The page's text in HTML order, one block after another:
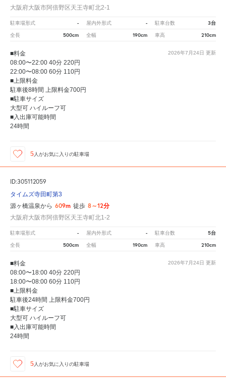
大阪府大阪市阿倍野区天王寺町北2-1
駐車場形式 - 屋内外形式 - 駐車台数 3台
全長 500cm 全幅 190cm 車高 210cm
2026年7月24日 更新
■料金
08:00〜22:00 40分 220円
22:00〜08:00 60分 110円
■上限料金
駐車後8時間 上限料金700円
■駐車サイズ
大型可 ハイルーフ可
■入出庫可能時間
24時間
5 人がお気に入りの駐車場
ID:305112059
タイムズ寺田町第3
源ヶ橋温泉から 609m 徒歩 8～12分
大阪府大阪市阿倍野区天王寺町北1-2
駐車場形式 - 屋内外形式 - 駐車台数 5台
全長 500cm 全幅 190cm 車高 210cm
2026年7月24日 更新
■料金
08:00〜18:00 40分 220円
18:00〜08:00 60分 110円
■上限料金
駐車後24時間 上限料金700円
■駐車サイズ
大型可 ハイルーフ可
■入出庫可能時間
24時間
5 人がお気に入りの駐車場